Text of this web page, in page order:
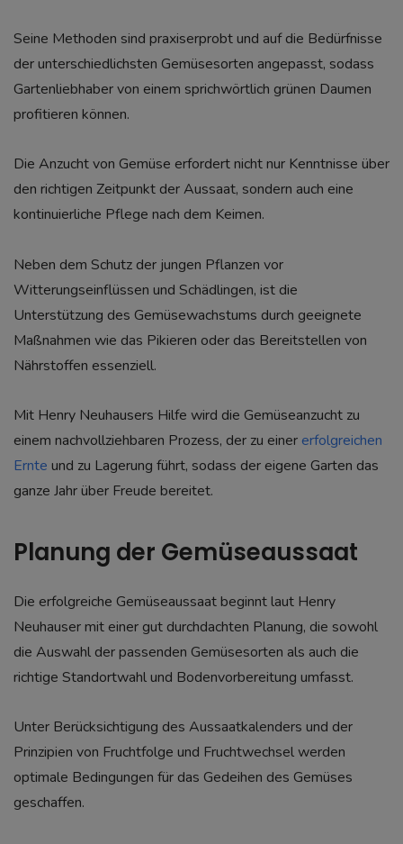
Seine Methoden sind praxiserprobt und auf die Bedürfnisse
der unterschiedlichsten Gemüsesorten angepasst, sodass
Gartenliebhaber von einem sprichwörtlich grünen Daumen
profitieren können.
Die Anzucht von Gemüse erfordert nicht nur Kenntnisse über
den richtigen Zeitpunkt der Aussaat, sondern auch eine
kontinuierliche Pflege nach dem Keimen.
Neben dem Schutz der jungen Pflanzen vor
Witterungseinflüssen und Schädlingen, ist die
Unterstützung des Gemüsewachstums durch geeignete
Maßnahmen wie das Pikieren oder das Bereitstellen von
Nährstoffen essenziell.
Mit Henry Neuhausers Hilfe wird die Gemüseanzucht zu
einem nachvollziehbaren Prozess, der zu einer erfolgreichen
Ernte und zu Lagerung führt, sodass der eigene Garten das
ganze Jahr über Freude bereitet.
Planung der Gemüseaussaat
Die erfolgreiche Gemüseaussaat beginnt laut Henry
Neuhauser mit einer gut durchdachten Planung, die sowohl
die Auswahl der passenden Gemüsesorten als auch die
richtige Standortwahl und Bodenvorbereitung umfasst.
Unter Berücksichtigung des Aussaatkalenders und der
Prinzipien von Fruchtfolge und Fruchtwechsel werden
optimale Bedingungen für das Gedeihen des Gemüses
geschaffen.